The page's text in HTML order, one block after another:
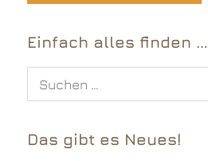
Einfach alles finden …
Suchen
nach:
Das gibt es Neues!